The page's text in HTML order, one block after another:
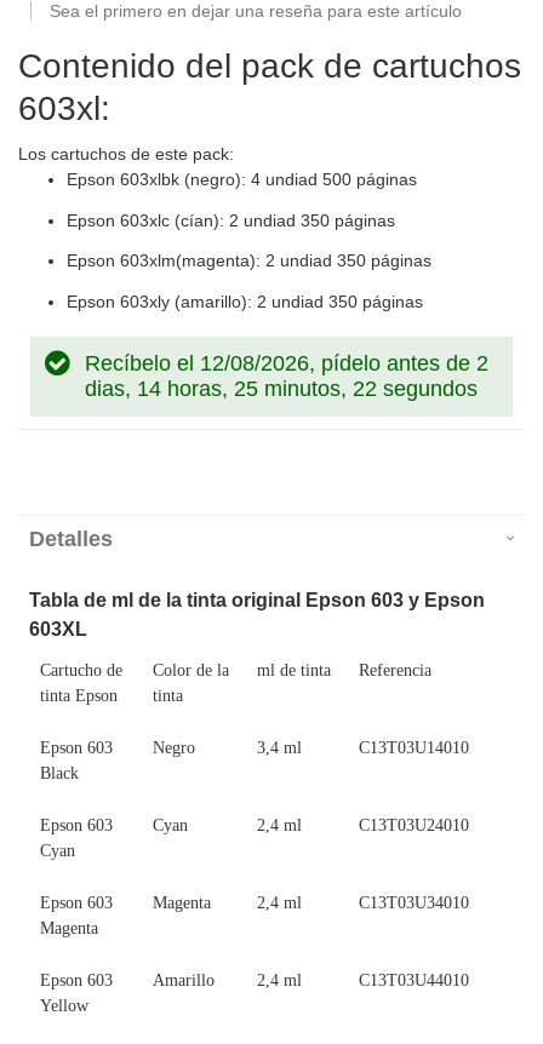
Sea el primero en dejar una reseña para este artículo
Contenido del pack de cartuchos
603xl:
Los cartuchos de este pack:
Epson 603xlbk (negro): 4 undiad 500 páginas
Epson 603xlc (cían): 2 undiad 350 páginas
Epson 603xlm(magenta): 2 undiad 350 páginas
Epson 603xly (amarillo): 2 undiad 350 páginas
Recíbelo el 12/08/2026, pídelo antes de 2
dias, 14 horas, 25 minutos, 21 segundos
Detalles
Tabla de ml de la tinta original Epson 603 y Epson
603XL
Cartucho de
tinta Epson
Color de la
tinta
ml de tinta Referencia
Epson 603
Black
Negro 3,4 ml C13T03U14010
Epson 603
Cyan
Cyan 2,4 ml C13T03U24010
Epson 603
Magenta
Magenta 2,4 ml C13T03U34010
Epson 603
Yellow
Amarillo 2,4 ml C13T03U44010